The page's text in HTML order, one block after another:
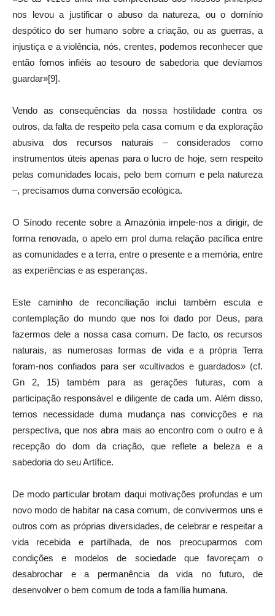
nos levou a justificar o abuso da natureza, ou o domínio
despótico do ser humano sobre a criação, ou as guerras, a
injustiça e a violência, nós, crentes, podemos reconhecer que
então fomos infiéis ao tesouro de sabedoria que devíamos
guardar»[9].
Vendo as consequências da nossa hostilidade contra os
outros, da falta de respeito pela casa comum e da exploração
abusiva dos recursos naturais – considerados como
instrumentos úteis apenas para o lucro de hoje, sem respeito
pelas comunidades locais, pelo bem comum e pela natureza
–, precisamos duma conversão ecológica.
O Sínodo recente sobre a Amazónia impele-nos a dirigir, de
forma renovada, o apelo em prol duma relação pacífica entre
as comunidades e a terra, entre o presente e a memória, entre
as experiências e as esperanças.
Este caminho de reconciliação inclui também escuta e
contemplação do mundo que nos foi dado por Deus, para
fazermos dele a nossa casa comum. De facto, os recursos
naturais, as numerosas formas de vida e a própria Terra
foram-nos confiados para ser «cultivados e guardados» (cf.
Gn 2, 15) também para as gerações futuras, com a
participação responsável e diligente de cada um. Além disso,
temos necessidade duma mudança nas convicções e na
perspectiva, que nos abra mais ao encontro com o outro e à
recepção do dom da criação, que reflete a beleza e a
sabedoria do seu Artífice.
De modo particular brotam daqui motivações profundas e um
novo modo de habitar na casa comum, de convivermos uns e
outros com as próprias diversidades, de celebrar e respeitar a
vida recebida e partilhada, de nos preocuparmos com
condições e modelos de sociedade que favoreçam o
desabrochar e a permanência da vida no futuro, de
desenvolver o bem comum de toda a família humana.